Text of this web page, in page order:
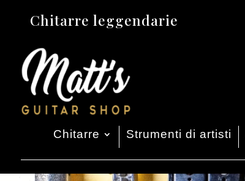
Chitarre leggendarie
Chitarre Strumenti di artisti